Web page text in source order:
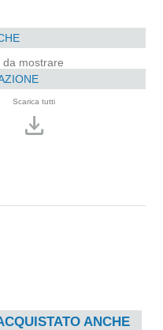
da mostrare
Scarica tutti
download
ANCHE